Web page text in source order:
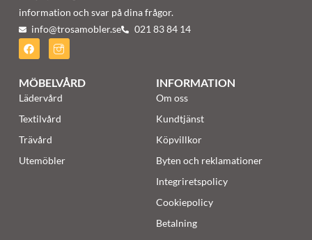
information och svar på dina frågor.
info@trosamobler.se 021 83 84 14
MÖBELVÅRD
Lädervård
Textilvård
Trävård
Utemöbler
INFORMATION
Om oss
Kundtjänst
Köpvillkor
Byten och reklamationer
Integriretspolicy
Cookiepolicy
Betalning